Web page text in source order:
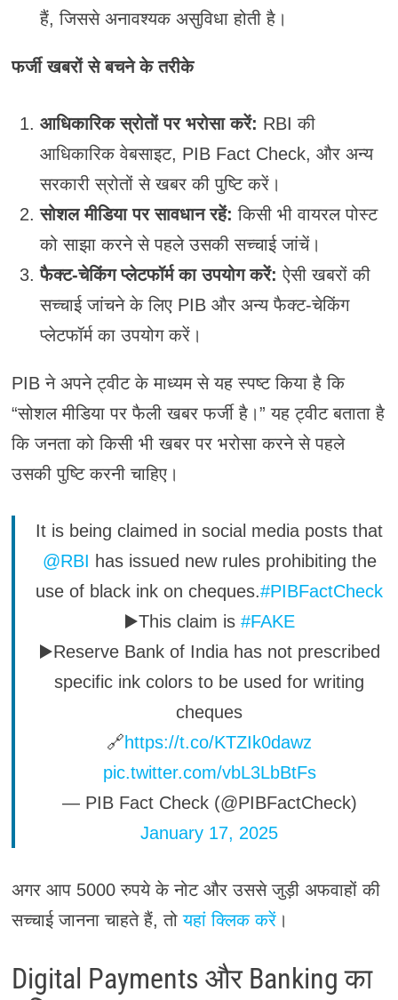
हैं, जिससे अनावश्यक असुविधा होती है।
फर्जी खबरों से बचने के तरीके
आधिकारिक स्रोतों पर भरोसा करें: RBI की
आधिकारिक वेबसाइट, PIB Fact Check, और अन्य
सरकारी स्रोतों से खबर की पुष्टि करें।
सोशल मीडिया पर सावधान रहें: किसी भी वायरल पोस्ट
को साझा करने से पहले उसकी सच्चाई जांचें।
फैक्ट-चेकिंग प्लेटफॉर्म का उपयोग करें: ऐसी खबरों की
सच्चाई जांचने के लिए PIB और अन्य फैक्ट-चेकिंग
प्लेटफॉर्म का उपयोग करें।
PIB ने अपने ट्वीट के माध्यम से यह स्पष्ट किया है कि
“सोशल मीडिया पर फैली खबर फर्जी है।” यह ट्वीट बताता है
कि जनता को किसी भी खबर पर भरोसा करने से पहले
उसकी पुष्टि करनी चाहिए।
It is being claimed in social media posts that
@RBI has issued new rules prohibiting the
use of black ink on cheques.#PIBFactCheck
▶️This claim is #FAKE
▶️Reserve Bank of India has not prescribed
specific ink colors to be used for writing
cheques
🔗https://t.co/KTZIk0dawz
pic.twitter.com/vbL3LbBtFs
— PIB Fact Check (@PIBFactCheck)
January 17, 2025
अगर आप 5000 रुपये के नोट और उससे जुड़ी अफवाहों की
सच्चाई जानना चाहते हैं, तोयहां क्लिक करें।
Digital Payments और Banking का